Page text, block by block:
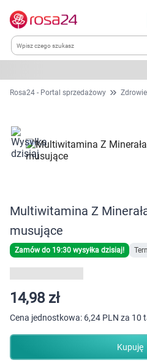
Kategorie
Dla zwierząt
Zdrowie
Kobieta w ciąży i mama
Higiena
Rosa24 - Portal sprzedażowy Zdrowie
Multiwitamina Z
musujące
Zamów do 19:30 wysyłka dzisiaj!
14,98 zł
Cena jednostkowa: 6,24 PLN za 10
Kupuję